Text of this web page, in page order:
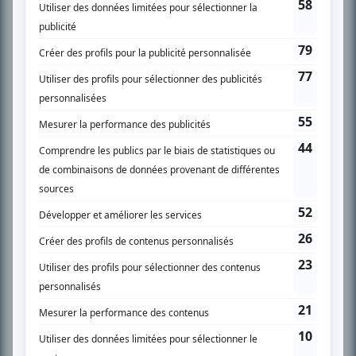
SUR LE RÉSEAU BIZZ MÉDIA
Accueil
Liste des oeuvres
Liste des comédiens
Recherche avancée
À propos
Nous contacter
Termes et conditions
Politique de confidentialité